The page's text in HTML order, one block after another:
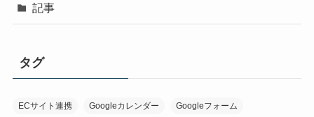
記事
タグ
ECサイト連携 Googleカレンダー Googleフォーム